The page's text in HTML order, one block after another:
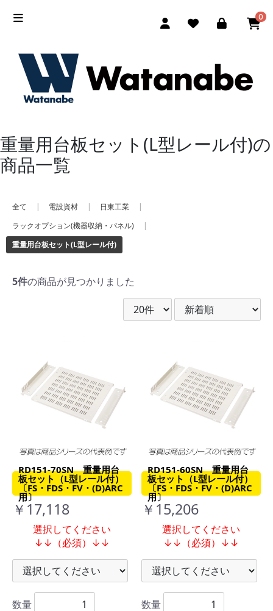
0
重量用台板セット(L型レール付)の
商品一覧
全て | 電設資材 | 日東工業
|
ラックオプション(機器収納・パネル)
|
重量用台板セット(L型レール付)
5件の商品が見つかりました
RD151-70SN 重量用台
板セット（L型レール付）
〔FS・FDS・FV・(D)ARC
用〕
￥17,118
選択してください
↓↓（必須）↓↓
数量
RD151-60SN 重量用台
板セット（L型レール付）
〔FS・FDS・FV・(D)ARC
用〕
￥15,206
選択してください
↓↓（必須）↓↓
数量